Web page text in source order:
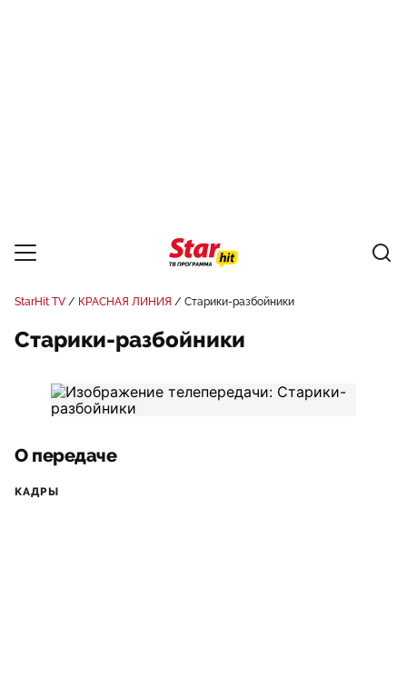
StarHit TV КРАСНАЯ ЛИНИЯ Старики-разбойники
Старики-разбойники
О передаче
КАДРЫ